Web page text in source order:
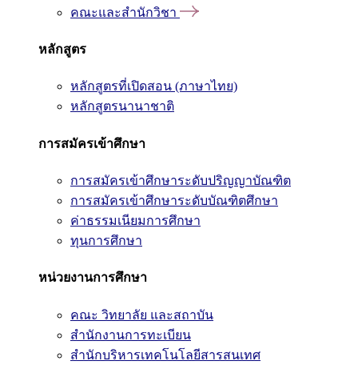
คณะและสำนักวิชา
หลักสูตร
หลักสูตรที่เปิดสอน (ภาษาไทย)
หลักสูตรนานาชาติ
การสมัครเข้าศึกษา
การสมัครเข้าศึกษาระดับปริญญาบัณฑิต
การสมัครเข้าศึกษาระดับบัณฑิตศึกษา
ค่าธรรมเนียมการศึกษา
ทุนการศึกษา
หน่วยงานการศึกษา
คณะ วิทยาลัย และสถาบัน
สำนักงานการทะเบียน
สำนักบริหารเทคโนโลยีสารสนเทศ